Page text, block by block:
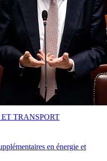
en énergie et
TRANSPORT